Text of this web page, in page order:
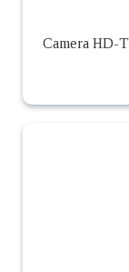
Camera HD-